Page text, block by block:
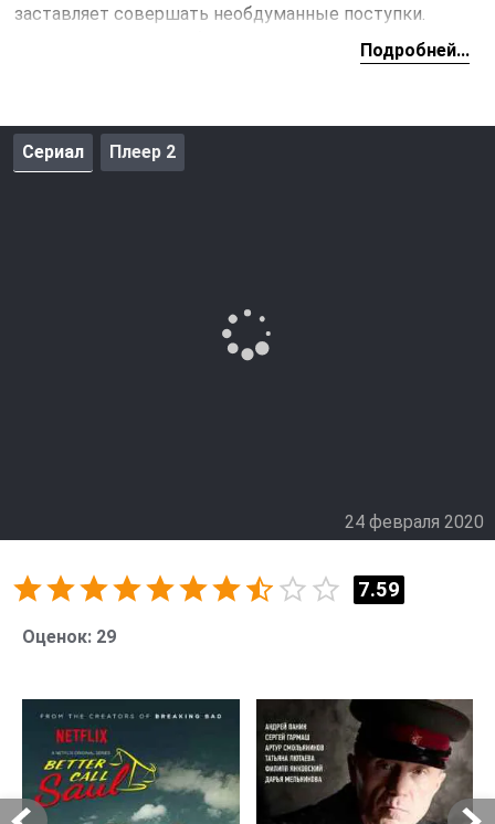
заставляет совершать необдуманные поступки.
Семейные ценности были нарушены, но это не
главное, поскольку их отношения понесли
Подробней...
Сериал Плеер 2
24 февраля 2020
7.59
Оценок: 29